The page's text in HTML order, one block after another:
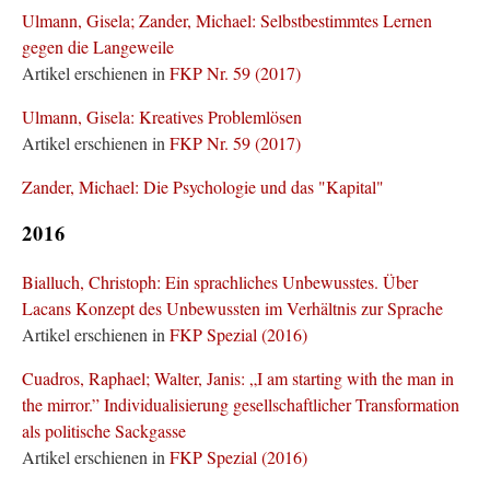
Ulmann, Gisela; Zander, Michael: Selbstbestimmtes Lernen
gegen die Langeweile
Artikel erschienen in FKP Nr. 59 (2017)
Ulmann, Gisela: Kreatives Problemlösen
Artikel erschienen in FKP Nr. 59 (2017)
Zander, Michael: Die Psychologie und das "Kapital"
2016
Bialluch, Christoph: Ein sprachliches Unbewusstes. Über
Lacans Konzept des Unbewussten im Verhältnis zur Sprache
Artikel erschienen in FKP Spezial (2016)
Cuadros, Raphael; Walter, Janis: „I am starting with the man in
the mirror.” Individualisierung gesellschaftlicher Transformation
als politische Sackgasse
Artikel erschienen in FKP Spezial (2016)